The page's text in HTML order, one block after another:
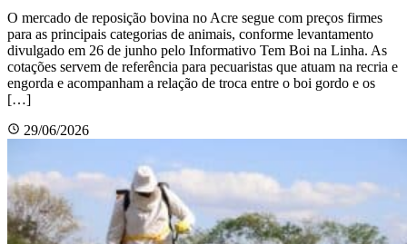
O mercado de reposição bovina no Acre segue com preços firmes
para as principais categorias de animais, conforme levantamento
divulgado em 26 de junho pelo Informativo Tem Boi na Linha. As
cotações servem de referência para pecuaristas que atuam na recria e
engorda e acompanham a relação de troca entre o boi gordo e os
[…]
29/06/2026